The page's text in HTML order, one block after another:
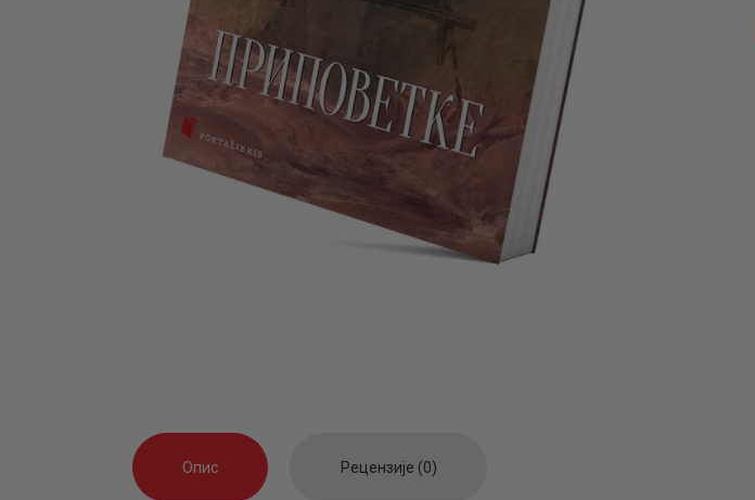
Опис Рецензије (0)